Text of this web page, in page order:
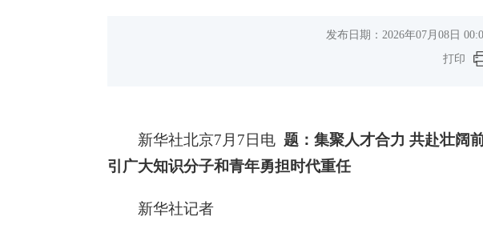
发布日期：2026年07月08日
打印
新华社北京7月7日电 题：集聚人才合力 共赴壮阔
引广大知识分子和青年勇担时代重任
新华社记者